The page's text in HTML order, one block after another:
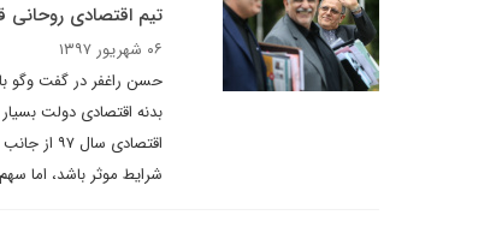
تیم اقتصادی
۰۶ شهریور ۱۳۹۷
حسن راغفر در گفت وگو
بدنه اقتصادی دولت
اقتصادی
شرایط موثر باشد، اما سهم آن